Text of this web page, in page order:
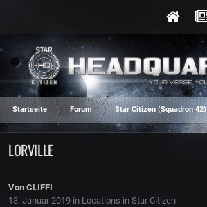
Startseite Forum Star Citizen (Squadron 42)
LORVILLE
Von CLIFFI
13. Januar 2019 in Locations in Star Citizen